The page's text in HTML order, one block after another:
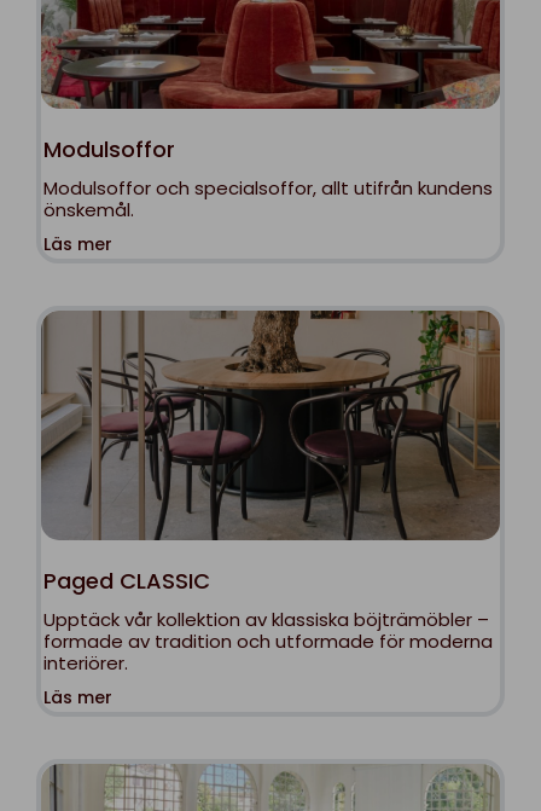
Modulsoffor
Modulsoffor och specialsoffor, allt utifrån kundens
önskemål.
Läs mer
Paged CLASSIC
Upptäck vår kollektion av klassiska böjträmöbler –
formade av tradition och utformade för moderna
interiörer.
Läs mer